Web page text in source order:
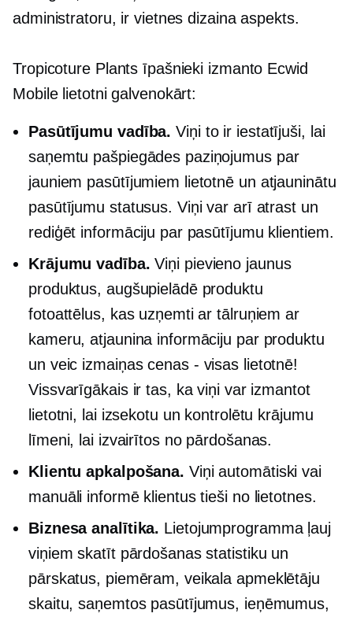
administratoru, ir vietnes dizaina aspekts.
Tropicoture Plants īpašnieki izmanto Ecwid
Mobile lietotni galvenokārt:
Pasūtījumu vadība. Viņi to ir iestatījuši, lai
saņemtu pašpiegādes paziņojumus par
jauniem pasūtījumiem lietotnē un atjauninātu
pasūtījumu statusus. Viņi var arī atrast un
rediģēt informāciju par pasūtījumu klientiem.
Krājumu vadība. Viņi pievieno jaunus
produktus, augšupielādē produktu
fotoattēlus, kas uzņemti ar tālruņiem ar
kameru, atjaunina informāciju par produktu
un veic izmaiņascenas - visas lietotnē!
Vissvarīgākais ir tas, ka viņi var izmantot
lietotni, lai izsekotu un kontrolētu krājumu
līmeni, lai izvairītos no pārdošanas.
Klientu apkalpošana. Viņi automātiski vai
manuāli informē klientus tieši no lietotnes.
Biznesa analītika. Lietojumprogramma ļauj
viņiem skatīt pārdošanas statistiku un
pārskatus, piemēram, veikala apmeklētāju
skaitu, saņemtos pasūtījumus, ieņēmumus,